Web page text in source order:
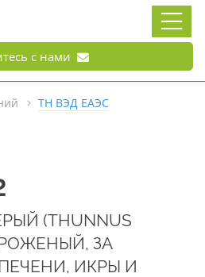
с нами
ТН ВЭД ЕАЭС
(THUNNUS
ЗА
ИКРЫ И